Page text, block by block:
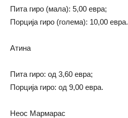
Пита гиро (мала): 5,00 евра;
Порција гиро (голема): 10,00 евра.
Атина
Пита гиро: од 3,60 евра;
Порција гиро: од 9,00 евра.
Неос Мармарас